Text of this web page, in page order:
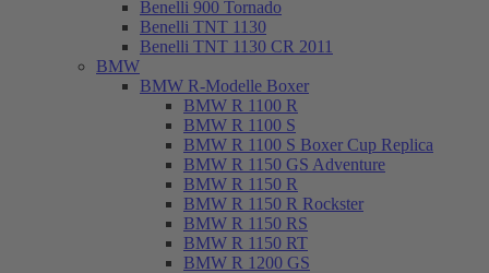
Benelli 900 Tornado
Benelli TNT 1130
Benelli TNT 1130 CR 2011
BMW
BMW R-Modelle Boxer
BMW R 1100 R
BMW R 1100 S
BMW R 1100 S Boxer Cup Replica
BMW R 1150 GS Adventure
BMW R 1150 R
BMW R 1150 R Rockster
BMW R 1150 RS
BMW R 1150 RT
BMW R 1200 GS